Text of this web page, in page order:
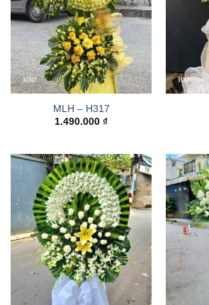
MLH – H317
1.490.000 ₫